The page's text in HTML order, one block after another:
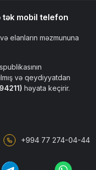
tək mobil telefon
elanların məzmununa
və qeydiyyatdan
həyata keçirir.
+994 77 274-04-44